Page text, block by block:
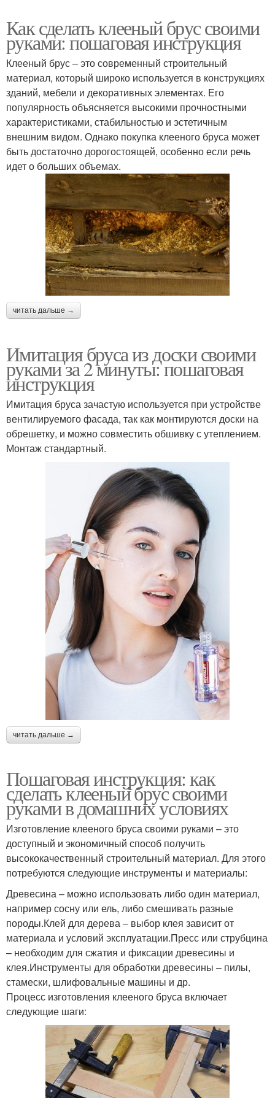
Как сделать клееный брус своими
руками: пошаговая инструкция
Клееный брус – это современный строительный
материал, который широко используется в конструкциях
зданий, мебели и декоративных элементах. Его
популярность объясняется высокими прочностными
характеристиками, стабильностью и эстетичным
внешним видом. Однако покупка клееного бруса может
быть достаточно дорогостоящей, особенно если речь
идет о больших объемах.
читать дальше →
Имитация бруса из доски своими
руками за 2 минуты: пошаговая
инструкция
Имитация бруса зачастую используется при устройстве
вентилируемого фасада, так как монтируются доски на
обрешетку, и можно совместить обшивку с утеплением.
Монтаж стандартный.
читать дальше →
Пошаговая инструкция: как
сделать клееный брус своими
руками в домашних условиях
Изготовление клееного бруса своими руками – это
доступный и экономичный способ получить
высококачественный строительный материал. Для этого
потребуются следующие инструменты и материалы:
Древесина – можно использовать либо один материал,
например сосну или ель, либо смешивать разные
породы.Клей для дерева – выбор клея зависит от
материала и условий эксплуатации.Пресс или струбцина
– необходим для сжатия и фиксации древесины и
клея.Инструменты для обработки древесины – пилы,
стамески, шлифовальные машины и др.
Процесс изготовления клееного бруса включает
следующие шаги: